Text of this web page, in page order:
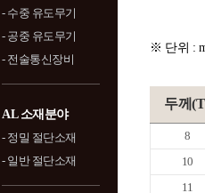
- 수중 유도무기
- 공중 유도무기
- 전술통신장비
AL 소재분야
- 정밀 절단소재
- 일반 절단소재
※ 단위 :
두께
8
10
11